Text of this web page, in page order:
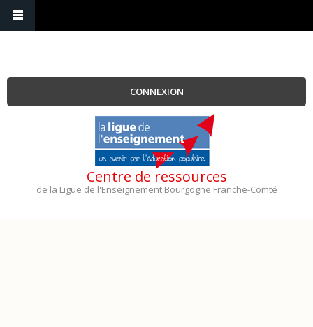
CONNEXION
Centre de ressources
de la Ligue de l'Enseignement Bourgogne Franche-Comté